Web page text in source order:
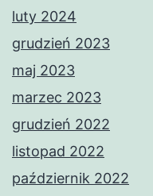
luty 2024
grudzień 2023
maj 2023
marzec 2023
grudzień 2022
listopad 2022
październik 2022